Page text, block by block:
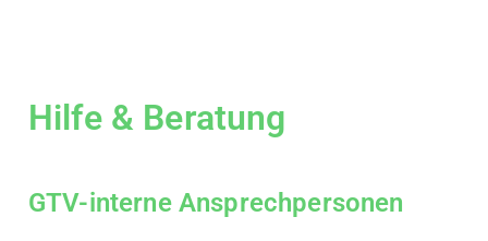
Hilfe & Beratung
GTV-interne Ansprechpersonen